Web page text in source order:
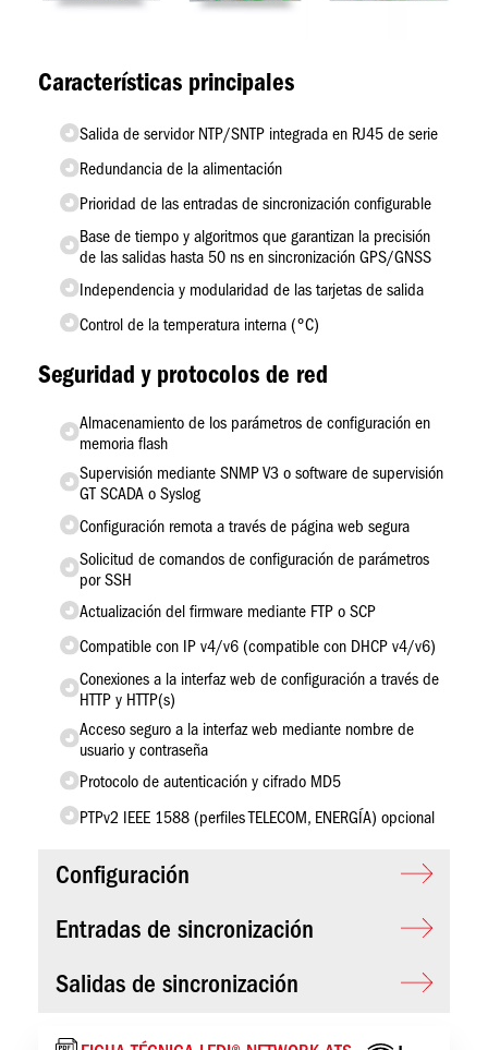
Características principales
Salida de servidor NTP/SNTP integrada en RJ45 de serie
Redundancia de la alimentación
Prioridad de las entradas de sincronización configurable
Base de tiempo y algoritmos que garantizan la precisión
de las salidas hasta 50 ns en sincronización GPS/GNSS
Independencia y modularidad de las tarjetas de salida
Control de la temperatura interna (°C)
Seguridad y protocolos de red
Almacenamiento de los parámetros de configuración en
memoria flash
Supervisión mediante SNMP V3 o software de supervisión
GT SCADA o Syslog
Configuración remota a través de página web segura
Solicitud de comandos de configuración de parámetros
por SSH
Actualización del firmware mediante FTP o SCP
Compatible con IP v4/v6 (compatible con DHCP v4/v6)
Conexiones a la interfaz web de configuración a través de
HTTP y HTTP(s)
Acceso seguro a la interfaz web mediante nombre de
usuario y contraseña
Protocolo de autenticación y cifrado MD5
PTPv2 IEEE 1588 (perfiles TELECOM, ENERGÍA) opcional
Configuración
Entradas de sincronización
Salidas de sincronización